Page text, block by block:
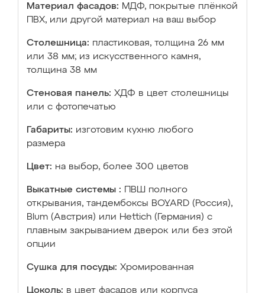
Материал фасадов: МДФ, покрытые плёнкой
ПВХ, или другой материал на ваш выбор
Столешница: пластиковая, толщина 26 мм
или 38 мм; из искусственного камня,
толщина 38 мм
Стеновая панель: ХДФ в цвет столешницы
или с фотопечатью
Габариты: изготовим кухню любого
размера
Цвет: на выбор, более 300 цветов
Выкатные системы :
ПВШ полного
открывания, тандембоксы BOYARD (Россия),
Blum (Австрия) или Hettich (Германия) с
плавным закрыванием дверок или без этой
опции
Сушка для посуды: Хромированная
Цоколь: в цвет фасадов или корпуса